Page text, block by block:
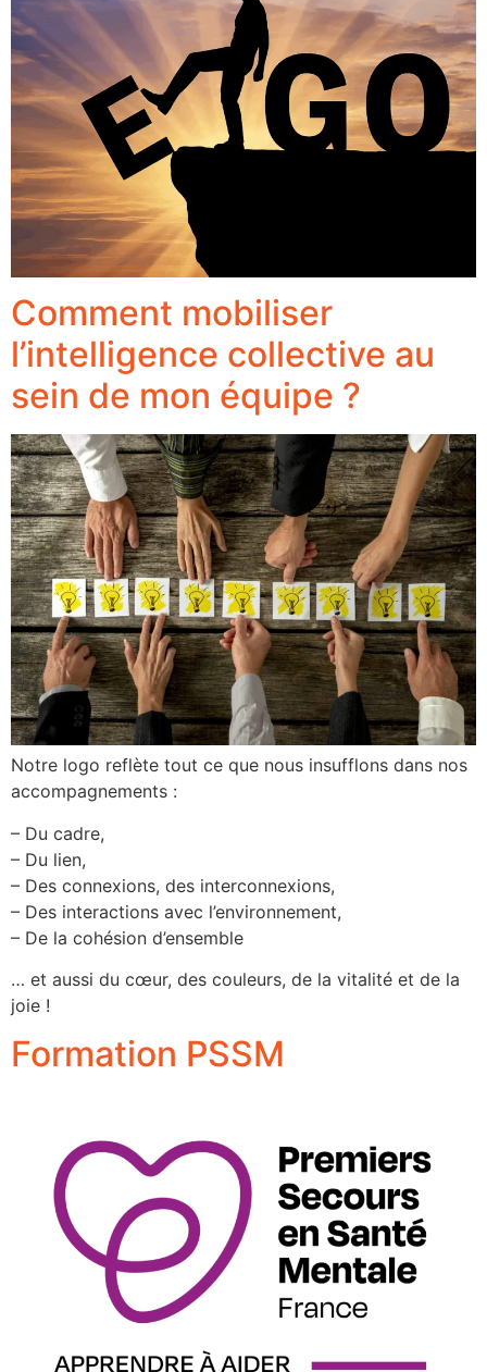
Comment mobiliser
l’intelligence collective au
sein de mon équipe ?
Notre logo reflète tout ce que nous insufflons dans nos
accompagnements :
– Du cadre,
– Du lien,
– Des connexions, des interconnexions,
– Des interactions avec l’environnement,
– De la cohésion d’ensemble
… et aussi du cœur, des couleurs, de la vitalité et de la
joie !
Formation PSSM